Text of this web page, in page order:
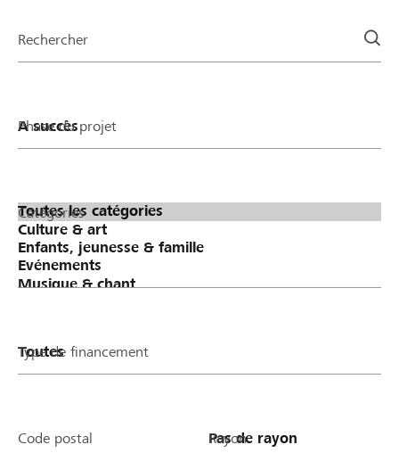
la
Rechercher
Phase du projet
Catégories
Type de financement
Code postal Rayon